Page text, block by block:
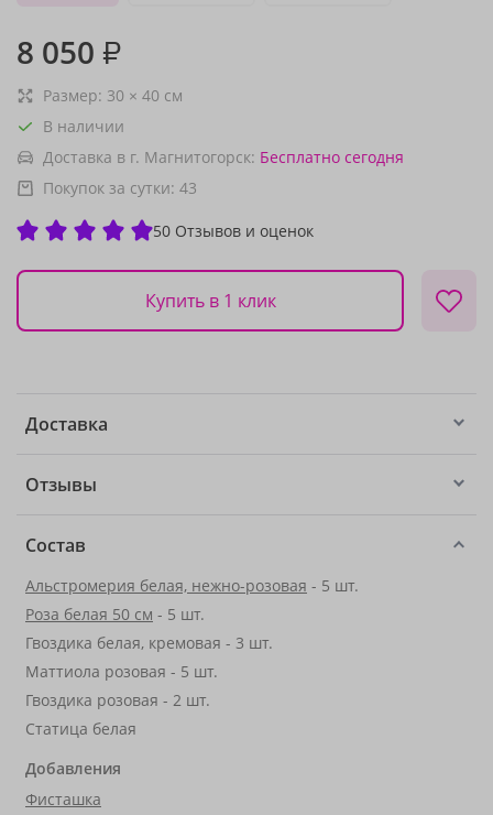
8 050 ₽
Размер: 30 × 40 см
В наличии
Доставка в г. Магнитогорск: Бесплатно сегодня
Покупок за сутки: 43
50 Отзывов и оценок
Купить в 1 клик
Доставка
Отзывы
Состав
Альстромерия белая, нежно-розовая - 5 шт.
Роза белая 50 см - 5 шт.
Гвоздика белая, кремовая - 3 шт.
Маттиола розовая - 5 шт.
Гвоздика розовая - 2 шт.
Статица белая
Добавления
Фисташка